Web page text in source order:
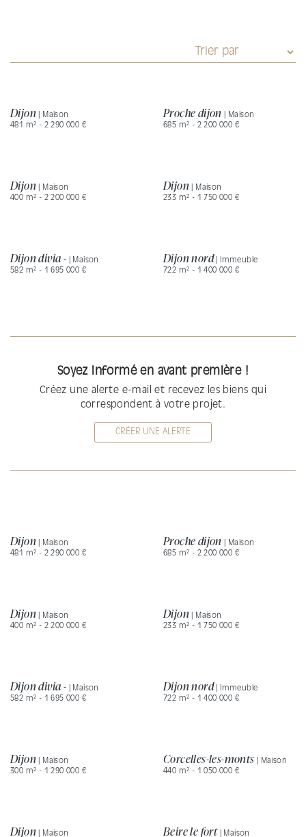
Dijon | Maison
481 m² - 2 290 000 €
Proche dijon | Maison
685 m² - 2 200 000 €
Dijon | Maison
400 m² - 2 200 000 €
Dijon | Maison
233 m² - 1 750 000 €
Dijon divia -
| Maison
582 m² - 1 695 000 €
Dijon nord | Immeuble
722 m² - 1 400 000 €
Soyez informé en avant première !
Créez une alerte e-mail et recevez les biens qui
correspondent à votre projet.
CRÉER UNE ALERTE
Dijon | Maison
481 m² - 2 290 000 €
Proche dijon | Maison
685 m² - 2 200 000 €
Dijon | Maison
400 m² - 2 200 000 €
Dijon | Maison
233 m² - 1 750 000 €
Dijon divia -
| Maison
582 m² - 1 695 000 €
Dijon nord | Immeuble
722 m² - 1 400 000 €
Dijon | Maison
300 m² - 1 290 000 €
Corcelles-les-monts | Maison
440 m² - 1 050 000 €
Dijon | Maison
Beire le fort | Maison